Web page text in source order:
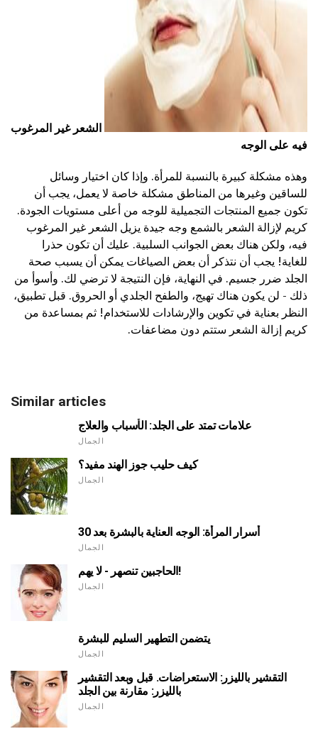
ad
الشعر غير المرغوب
فيه على الوجه
وهذه مشكلة كبيرة بالنسبة للمرأة. وإذا كان اختيار وسائل
للساقين وغيرها من المناطق مشكلة خاصة لا يعمل، يجب أن
تكون جميع المنتجات التجميلية للوجه من أعلى مستويات الجودة.
كريم لإزالة الشعر بالشمع وجه جيدة يزيل الشعر غير المرغوب
فيه، ولكن هناك بعض الجوانب السلبية. عليك أن تكون حذرا
للغاية! يجب أن نتذكر أن بعض الصياغات يمكن أن يسبب صحة
الجلد ضرر جسيم. في النهاية، فإن النتيجة لا ترضي لك. وأسوأ من
ذلك - لن يكون هناك تهيج، والطفح الجلدي أو الحروق. قبل تطبيق،
النظر بعناية في تكوين والإرشادات للاستخدام! ثم بمساعدة من
كريم إزالة الشعر ستتم دون مضاعفات.
Similar articles
علامات تمتد على الجلد: الأسباب والعلاج
الجمال
كيف حليب جوز الهند مفيد؟
الجمال
أسرار المرأة: الوجه العناية بالبشرة بعد 30
الجمال
الحاجبين تنصهر - لا يهم!
الجمال
يتضمن التطهير السليم للبشرة
الجمال
التقشير بالليزر: الاستعراضات. قبل وبعد التقشير
بالليزر: مقارنة بين الجلد
الجمال